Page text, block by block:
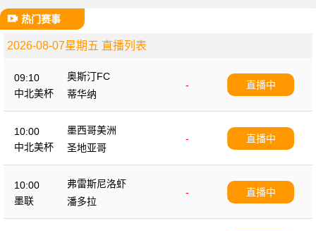
热门赛事
2026-08-07星期五 直播列表
09:10
中北美杯
奥斯汀FC
-
蒂华纳
直播中
10:00
中北美杯
墨西哥美洲
-
圣地亚哥
直播中
10:00
墨联
弗雷斯尼洛虾
-
潘多拉
直播中